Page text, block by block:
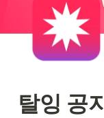
탈잉 공